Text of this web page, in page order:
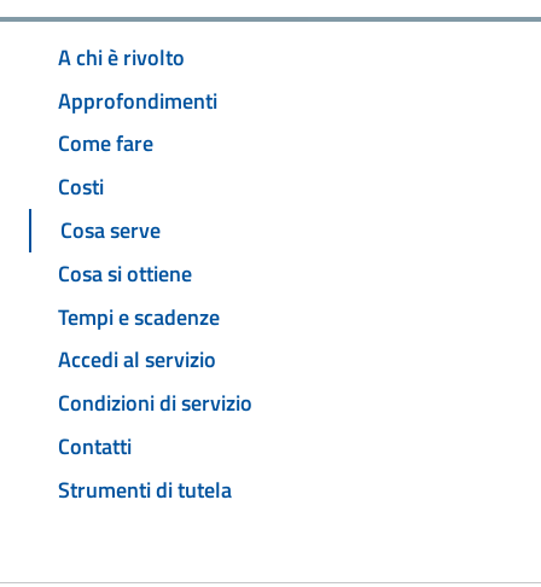
A chi è rivolto
Approfondimenti
Come fare
Costi
Cosa serve
Cosa si ottiene
Tempi e scadenze
Accedi al servizio
Condizioni di servizio
Contatti
Strumenti di tutela